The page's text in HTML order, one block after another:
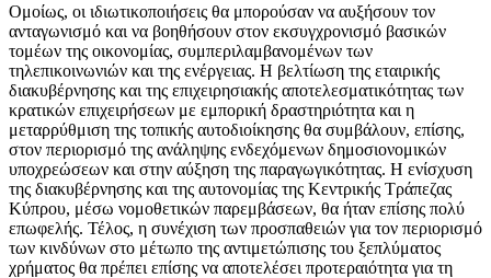
Ομοίως, οι ιδιωτικοποιήσεις θα μπορούσαν να αυξήσουν τον
ανταγωνισμό και να βοηθήσουν στον εκσυγχρονισμό βασικών
τομέων της οικονομίας, συμπεριλαμβανομένων των
τηλεπικοινωνιών και της ενέργειας. Η βελτίωση της εταιρικής
διακυβέρνησης και της επιχειρησιακής αποτελεσματικότητας των
κρατικών επιχειρήσεων με εμπορική δραστηριότητα και η
μεταρρύθμιση της τοπικής αυτοδιοίκησης θα συμβάλουν, επίσης,
στον περιορισμό της ανάληψης ενδεχόμενων δημοσιονομικών
υποχρεώσεων και στην αύξηση της παραγωγικότητας. Η ενίσχυση
της διακυβέρνησης και της αυτονομίας της Κεντρικής Τράπεζας
Κύπρου, μέσω νομοθετικών παρεμβάσεων, θα ήταν επίσης πολύ
επωφελής. Τέλος, η συνέχιση των προσπαθειών για τον περιορισμό
των κινδύνων στο μέτωπο της αντιμετώπισης του ξεπλύματος
χρήματος θα πρέπει επίσης να αποτελέσει προτεραιότητα για τη